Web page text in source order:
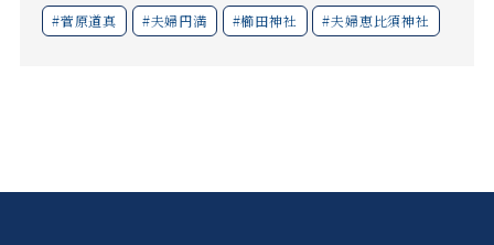
#菅原道真 #夫婦円満 #櫛田神社 #夫婦恵比須神社